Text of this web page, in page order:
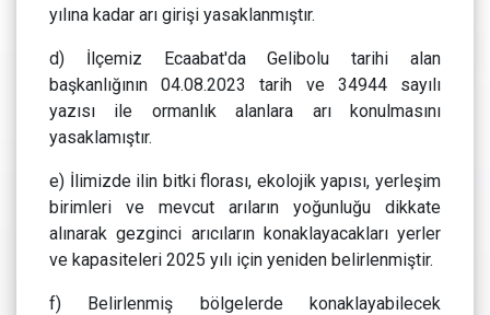
yılına kadar arı girişi yasaklanmıştır.
d) İlçemiz Ecaabat'da Gelibolu tarihi alan
başkanlığının 04.08.2023 tarih ve 34944 sayılı
yazısı ile ormanlık alanlara arı konulmasını
yasaklamıştır.
e) İlimizde ilin bitki florası, ekolojik yapısı, yerleşim
birimleri ve mevcut arıların yoğunluğu dikkate
alınarak gezginci arıcıların konaklayacakları yerler
ve kapasiteleri 2025 yılı için yeniden belirlenmiştir.
f) Belirlenmiş bölgelerde konaklayabilecek